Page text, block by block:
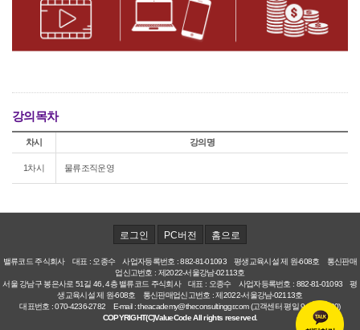
강의목차
차시 강의명
1차시 물류조직운영
로그인 PC버전 홈으로
밸류코드 주식회사 대표 : 오종수 사업자등록번호 : 882-81-01093 평생교육시설 제 원-608호 통신판매
업신고번호 : 제2022-서울강남-02113호
서울 강남구 봉은사로 51길 46, 4층 밸류코드 주식회사 대표 : 오종수 사업자등록번호 : 882-81-01093 평
생교육시설 제 원-608호 통신판매업신고번호 : 제2022-서울강남-02113호
대표번호 : 070-4236-2782 E-mail : theacademy@theconsultinggr.com (고객센터 평일 9:00~18:00)
COPYRIGHT(C)ValueCode All rights reserved.